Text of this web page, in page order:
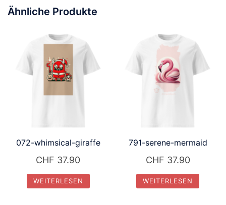
Ähnliche Produkte
072-whimsical-giraffe
CHF 37.90
WEITERLESEN
791-serene-mermaid
CHF 37.90
WEITERLESEN